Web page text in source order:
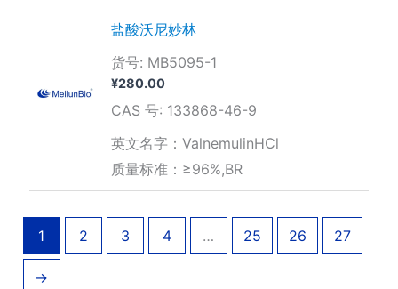
盐酸沃尼妙林
货号: MB5095-1
¥280.00
CAS 号: 133868-46-9
英文名字：ValnemulinHCl
质量标准：≥96%,BR
1 2 3 4 … 25 26 27
→